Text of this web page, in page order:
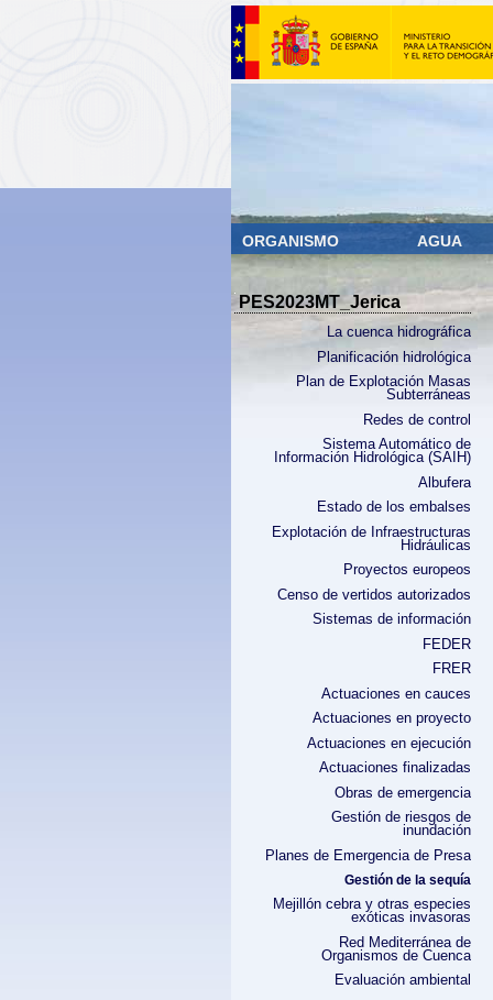
ORGANISMO AGUA
PES2023MT_Jerica
La cuenca hidrográfica
Planificación hidrológica
Plan de Explotación Masas
Subterráneas
Redes de control
Sistema Automático de
Información Hidrológica (SAIH)
Albufera
Estado de los embalses
Explotación de Infraestructuras
Hidráulicas
Proyectos europeos
Censo de vertidos autorizados
Sistemas de información
FEDER
FRER
Actuaciones en cauces
Actuaciones en proyecto
Actuaciones en ejecución
Actuaciones finalizadas
Obras de emergencia
Gestión de riesgos de
inundación
Planes de Emergencia de Presa
Gestión de la sequía
Mejillón cebra y otras especies
exóticas invasoras
Red Mediterránea de
Organismos de Cuenca
Evaluación ambiental